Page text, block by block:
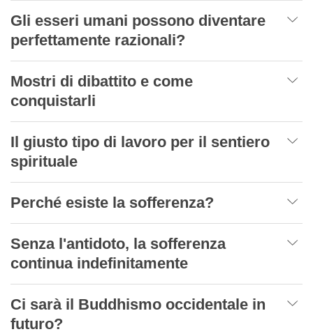
Gli esseri umani possono diventare
perfettamente razionali?
Mostri di dibattito e come
conquistarli
Il giusto tipo di lavoro per il sentiero
spirituale
Perché esiste la sofferenza?
Senza l'antidoto, la sofferenza
continua indefinitamente
Ci sarà il Buddhismo occidentale in
futuro?